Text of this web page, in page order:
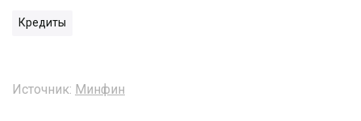
Кредиты
Источник: Минфин